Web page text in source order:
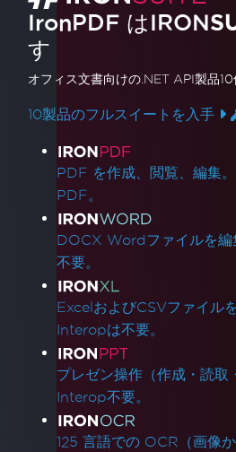
IronPDF はIRON
す
オフィス文書向けの.NET API製品10
10製品のフルスイートを入手
製品リンク
PDF を作成、閲覧、編集
PDF。
DOCX Wordファイルを
不要。
ExcelおよびCSVファイル
Interopは不要。
プレゼン操作（作成・読
Interop不要。
125 言語での OCR（画像